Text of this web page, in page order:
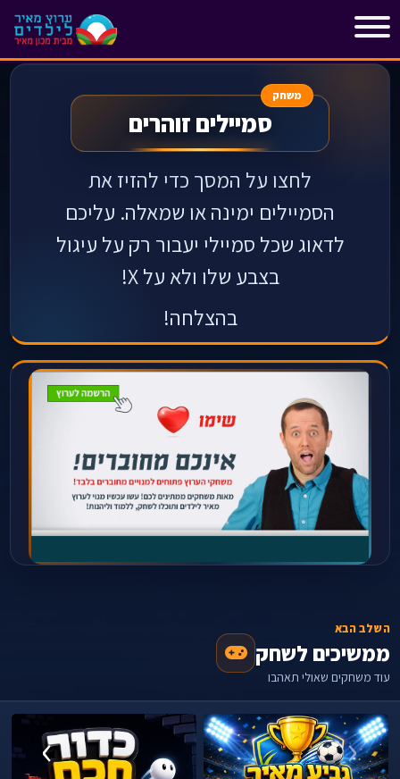
משחק
סמיילים זוהרים
לחצו על המסך כדי להזיז את
הסמיילים ימינה או שמאלה. עליכם
לדאוג שכל סמיילי יעבור רק על עיגול
בצבע שלו ולא על X!
בהצלחה!
השלב הבא
ממשיכים לשחק
עוד משחקים שאולי תאהבו
‹
›